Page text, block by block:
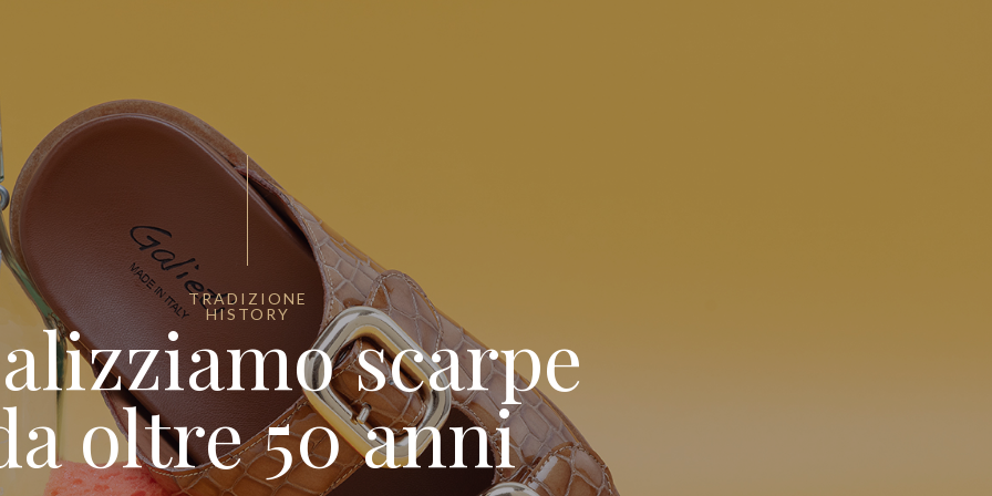
scarpe
oltre 50 anni
TRADIZIONE
HISTORY